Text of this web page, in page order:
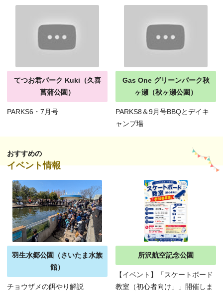
てつお君パーク Kuki（久喜
菖蒲公園）
PARKS6・7月号
Gas One グリーンパーク秋
ヶ瀬（秋ヶ瀬公園）
PARKS8＆9月号BBQとデイキ
ャンプ場
おすすめの
イベント情報
羽生水郷公園（さいたま水族
館）
チョウザメの餌やり解説
所沢航空記念公園
【イベント】「スケートボード
教室（初心者向け」」開催しま